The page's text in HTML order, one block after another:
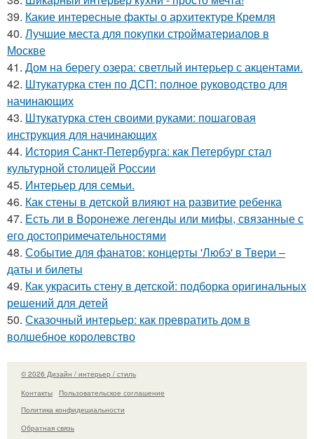
39. Какие интересные факты о архитектуре Кремля
40. Лучшие места для покупки стройматериалов в
Москве
41. Дом на берегу озера: светлый интерьер с акцентами.
42. Штукатурка стен по ДСП: полное руководство для
начинающих
43. Штукатурка стен своими руками: пошаговая
инструкция для начинающих
44. История Санкт-Петербурга: как Петербург стал
культурной столицей России
45. Интерьер для семьи.
46. Как стены в детской влияют на развитие ребенка
47. Есть ли в Воронеже легенды или мифы, связанные с
его достопримечательностями
48. Событие для фанатов: концерты 'Любэ' в Твери –
даты и билеты
49. Как украсить стену в детской: подборка оригинальных
решений для детей
50. Сказочный интерьер: как превратить дом в
волшебное королевство
© 2026 Дизайн / интерьер / стиль
Контакты
Пользовательское соглашение
Политика конфидециальности
Обратная связь